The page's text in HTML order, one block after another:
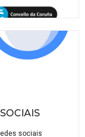
sociais